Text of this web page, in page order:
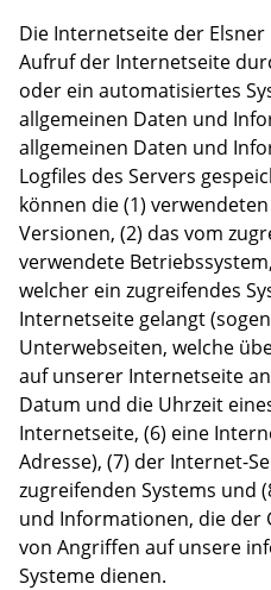
Die Internetseite der
Aufruf der Internetseite
oder ein automatisiertes
allgemeinen Daten und
allgemeinen Daten und
Logfiles des Servers
können die (1)
Versionen, (2) das vom
verwendete
welcher ein zugreifendes
Internetseite gelangt
Unterwebseiten, welche
auf unserer Internetseite
Datum und die Uhrzeit
Internetseite, (6) eine
Adresse), (7) der Internet-
zugreifenden Systems und
und Informationen, die der
von Angriffen auf unsere
Systeme dienen.